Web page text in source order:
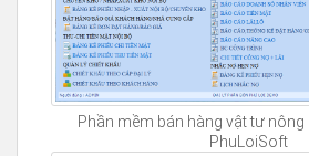
Phần mềm bán hàng vật tư nông
PhuLoiSoft